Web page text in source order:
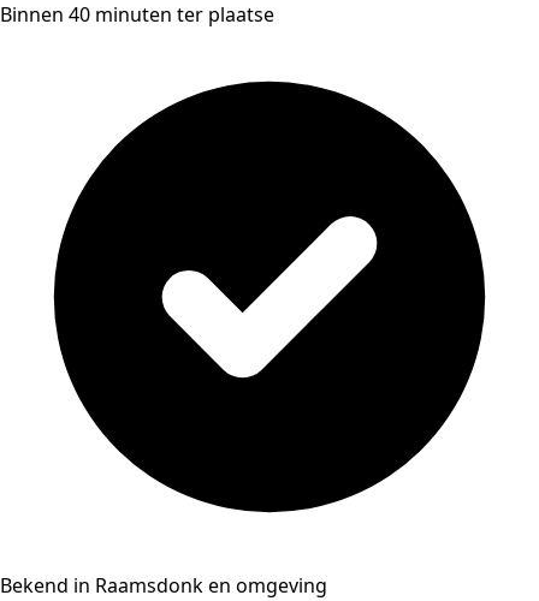
Binnen 40 minuten ter plaatse
Bekend in Raamsdonk en omgeving